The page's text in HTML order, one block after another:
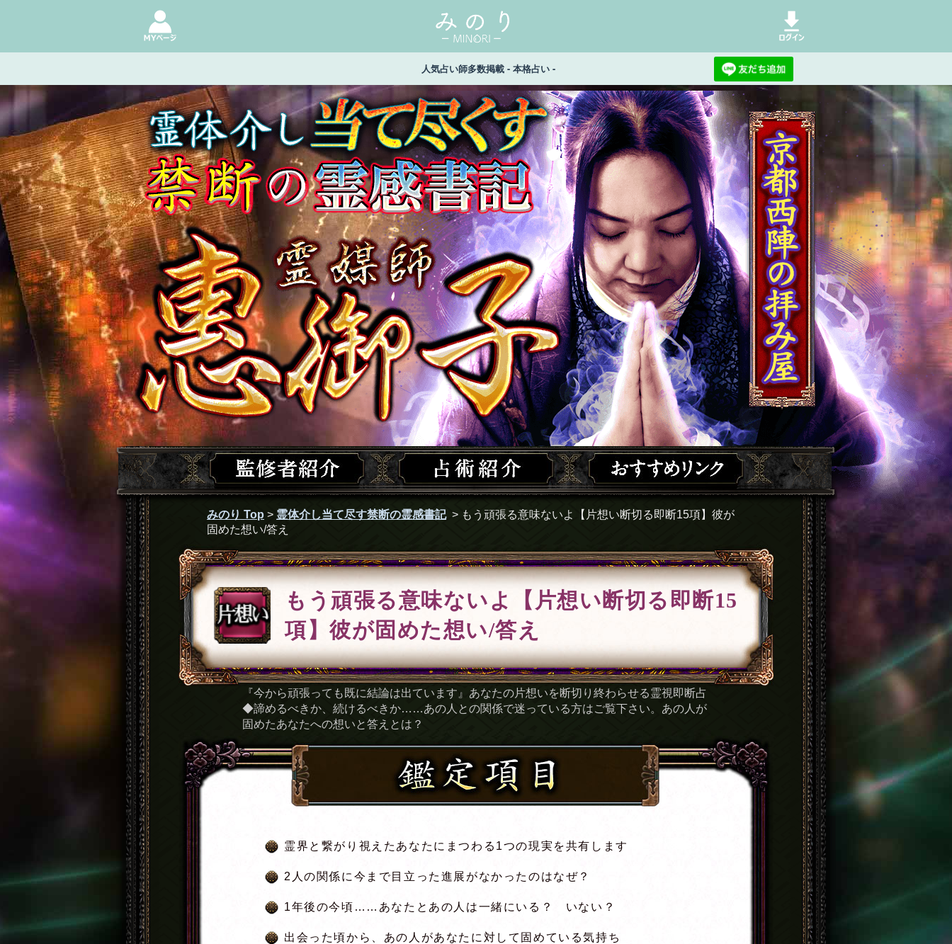
人気占い師多数掲載 - 本格占い -
みのり Top > 霊体介し当て尽す禁断の霊感書記 > もう頑張る意味ないよ【片想い断切る即断15項】彼が
固めた想い/答え
もう頑張る意味ないよ【片想い断切る即断15
項】彼が固めた想い/答え
『今から頑張っても既に結論は出ています』あなたの片想いを断切り終わらせる霊視即断占
◆諦めるべきか、続けるべきか……あの人との関係で迷っている方はご覧下さい。あの人が
固めたあなたへの想いと答えとは？
霊界と繋がり視えたあなたにまつわる1つの現実を共有します
2人の関係に今まで目立った進展がなかったのはなぜ？
1年後の今頃……あなたとあの人は一緒にいる？ いない？
出会った頃から、あの人があなたに対して固めている気持ち